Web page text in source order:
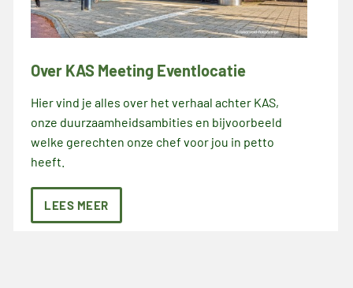
Over KAS Meeting Eventlocatie
Hier vind je alles over het verhaal achter KAS,
onze duurzaamheidsambities en bijvoorbeeld
welke gerechten onze chef voor jou in petto
heeft.
LEES MEER